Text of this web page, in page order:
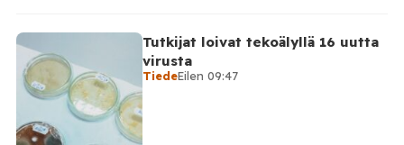
Tutkijat loivat tekoälyllä 16 uutta
virusta
TiedeEilen 09:47